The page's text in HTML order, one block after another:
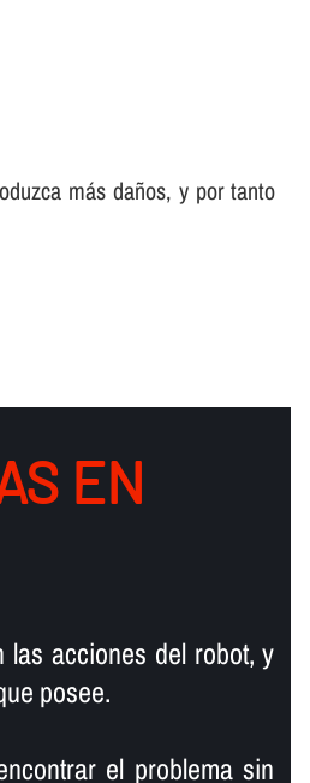
más daños, y por tanto
EN
las acciones del robot, y
posee.
el problema sin